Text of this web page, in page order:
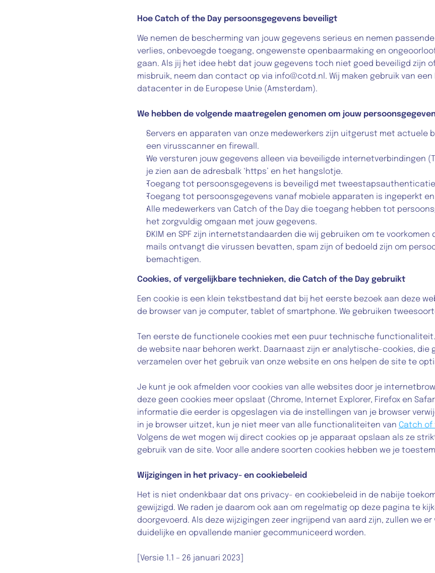
Hoe Catch of the Day persoonsgegevens beveiligt
We nemen de bescherming van jouw gegevens serieus en nemen
verlies, onbevoegde toegang, ongewenste openbaarmaking en
gaan. Als jij het idee hebt dat jouw gegevens toch niet goed beveiligd zijn
misbruik, neem dan contact op via info@cotd.nl. Wij maken gebruik van een
datacenter in de Europese Unie (Amsterdam).
We hebben de volgende maatregelen genomen om jouw
Servers en apparaten van onze medewerkers zijn uitgerust met actuele
een virusscanner en firewall.
We versturen jouw gegevens alleen via beveiligde internetverbindingen
je zien aan de adresbalk ‘https’ en het hangslotje.
Toegang tot persoonsgegevens is beveiligd met
Toegang tot persoonsgegevens vanaf mobiele apparaten is ingeperkt
Alle medewerkers van Catch of the Day die toegang hebben tot
het zorgvuldig omgaan met jouw gegevens.
DKIM en SPF zijn internetstandaarden die wij gebruiken om te
mails ontvangt die virussen bevatten, spam zijn of bedoeld zijn om
bemachtigen.
Cookies, of vergelijkbare technieken, die Catch of the Day gebruikt
Een cookie is een klein tekstbestand dat bij het eerste bezoek aan deze
de browser van je computer, tablet of smartphone. We gebruiken
Ten eerste de functionele cookies met een puur technische
de website naar behoren werkt. Daarnaast zijn er analytische-cookies, die
verzamelen over het gebruik van onze website en ons helpen de site te
Je kunt je ook afmelden voor cookies van alle websites door je
deze geen cookies meer opslaat (Chrome, Internet Explorer, Firefox en
informatie die eerder is opgeslagen via de instellingen van je browser
in je browser uitzet, kun je niet meer van alle functionaliteiten van Catch of
Volgens de wet mogen wij direct cookies op je apparaat opslaan als ze
gebruik van de site. Voor alle andere soorten cookies hebben we je
Wijzigingen in het privacy- en cookiebeleid
Het is niet ondenkbaar dat ons privacy- en cookiebeleid in de nabije
gewijzigd. We raden je daarom ook aan om regelmatig op deze pagina te
doorgevoerd. Als deze wijzigingen zeer ingrijpend van aard zijn, zullen we
duidelijke en opvallende manier gecommuniceerd worden.
[Versie 1.1 – 26 januari 2023]